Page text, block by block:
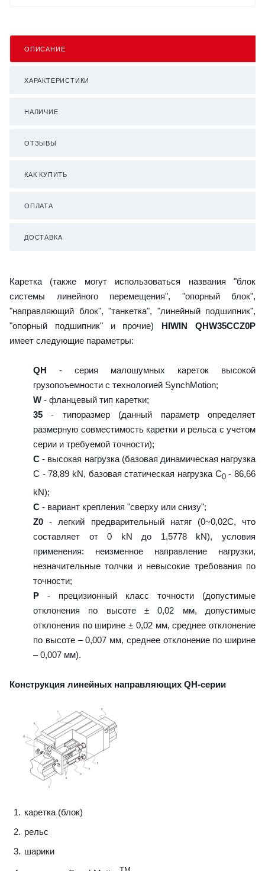
ОПИСАНИЕ
ХАРАКТЕРИСТИКИ
НАЛИЧИЕ
ОТЗЫВЫ
КАК КУПИТЬ
ОПЛАТА
ДОСТАВКА
Каретка (также могут использоваться названия "блок
системы линейного перемещения", "опорный блок",
"направляющий блок", "танкетка", "линейный подшипник",
"опорный подшипник" и прочие) HIWIN QHW35CCZ0P
имеет следующие параметры:
QH - серия малошумных кареток высокой
грузопоъемности с технологией SynchMotion;
W - фланцевый тип каретки;
35 - типоразмер (данный параметр определяет
размерную совместимость каретки и рельса с учетом
серии и требуемой точности);
C - высокая нагрузка (базовая динамическая нагрузка
C - 78,89 kN, базовая статическая нагрузка С0- 86,66
kN);
C - вариант крепления "сверху или снизу";
Z0 - легкий предварительный натяг (0~0,02C, что
составляет от 0 kN до 1,5778 kN), условия
применения: неизменное направление нагрузки,
незначительные толчки и невысокие требования по
точности;
P - прецизионный класс точности (допустимые
отклонения по высоте ± 0,02 мм, допустимые
отклонения по ширине ± 0,02 мм, среднее отклонение
по высоте – 0,007 мм, среднее отклонение по ширине
– 0,007 мм).
Конструкция линейных направляющих QН-серии
каретка (блок)
рельс
шарики